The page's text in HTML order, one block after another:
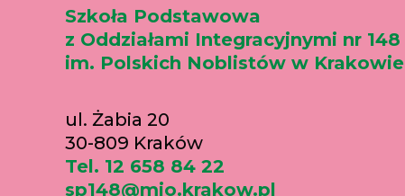
Szkoła Podstawowa
z Oddziałami Integracyjnymi nr 148
im. Polskich Noblistów w Krakowie
ul. Żabia 20
30-809 Kraków
Tel. 12 658 84 22
sp148@mjo.krakow.pl